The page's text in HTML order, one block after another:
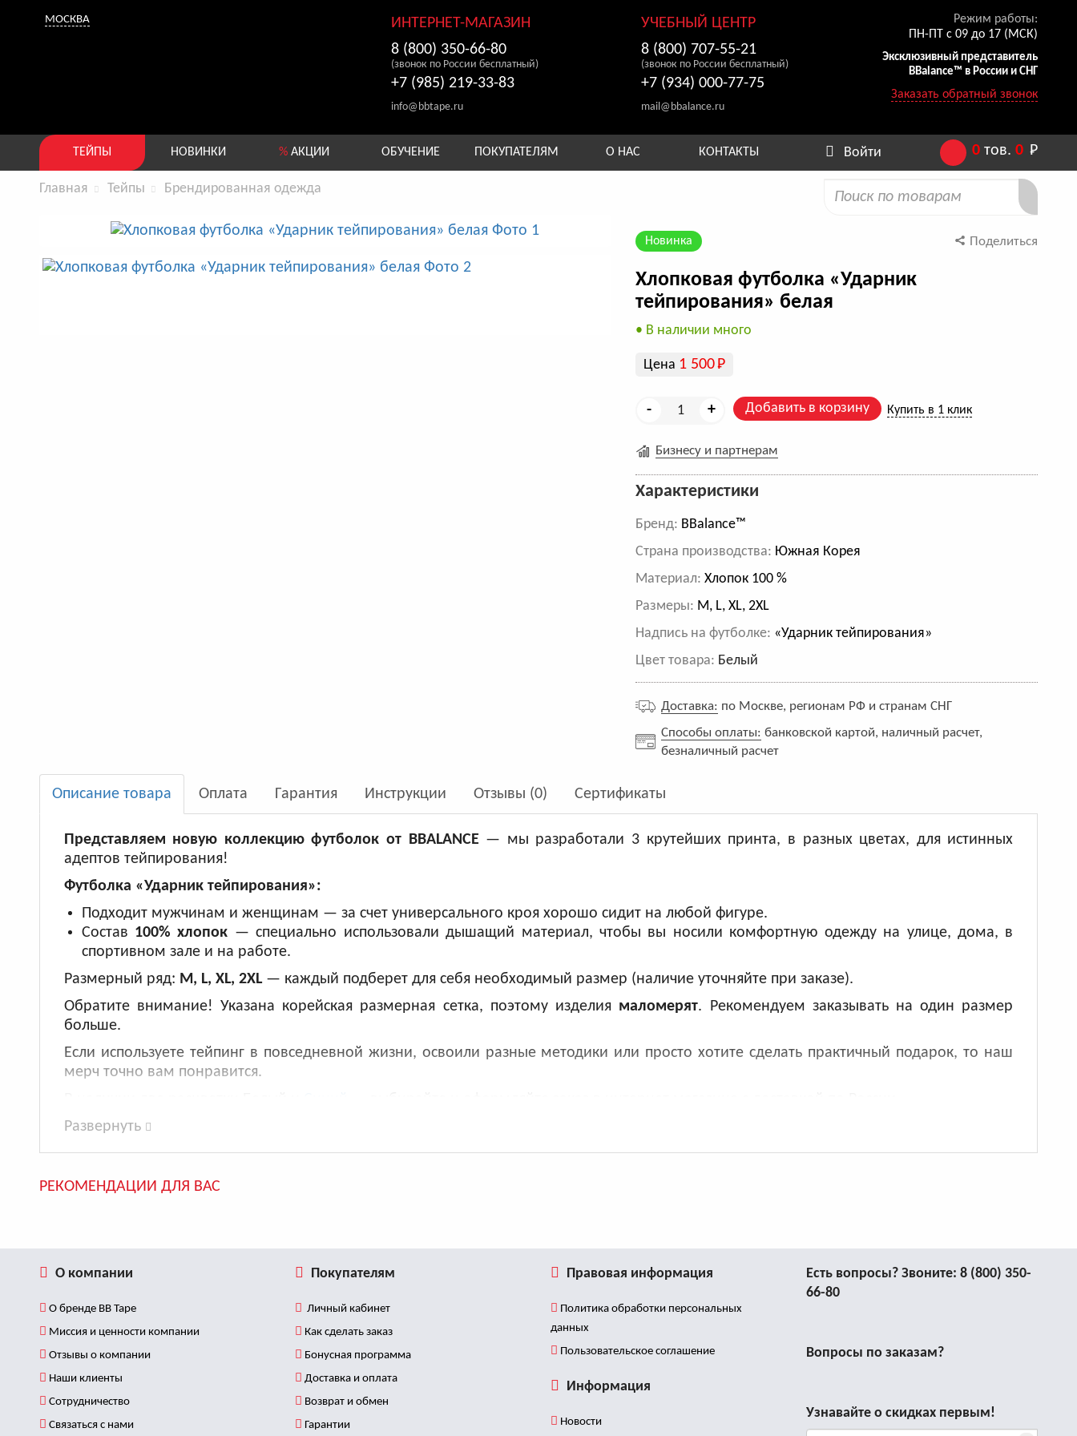
МОСКВА
ИНТЕРНЕТ-МАГАЗИН
8 (800) 350-66-80
(звонок по России бесплатный)
+7 (985) 219-33-83
info@bbtape.ru
УЧЕБНЫЙ ЦЕНТР
8 (800) 707-55-21
(звонок по России бесплатный)
+7 (934) 000-77-75
mail@bbalance.ru
Режим работы:
ПН-ПТ с 09 до 17 (МСК)
Эксклюзивный представитель
BBalance™ в России и СНГ
Заказать обратный звонок
ТЕЙПЫ НОВИНКИ % АКЦИИ ОБУЧЕНИЕ ПОКУПАТЕЛЯМ О НАС КОНТАКТЫ Войти 0 тов.0 Р
Главная Тейпы Брендированная одежда
Новинка Поделиться
Хлопковая футболка «Ударник
тейпирования» белая
• В наличии много
Цена 1 500Р
- + Добавить в корзину Купить в 1 клик
Бизнесу и партнерам
Характеристики
Бренд: BBalance™
Cтрана производства: Южная Корея
Материал: Хлопок 100 %
Размеры: М, L, XL, 2XL
Надпись на футболке: «Ударник тейпирования»
Цвет товара: Белый
Доставка: по Москве, регионам РФ и странам СНГ
Способы оплаты: банковской картой, наличный расчет,
безналичный расчет
Описание товара Оплата Гарантия Инструкции Отзывы (0) Сертификаты
Представляем новую коллекцию футболок от BBALANCE — мы разработали 3 крутейших принта, в разных цветах, для истинных
адептов тейпирования!
Футболка «Ударник тейпирования»:
Подходит мужчинам и женщинам — за счет универсального кроя хорошо сидит на любой фигуре.
Состав 100% хлопок — специально использовали дышащий материал, чтобы вы носили комфортную одежду на улице, дома, в
спортивном зале и на работе.
Размерный ряд: М, L, XL, 2XL— каждый подберет для себя необходимый размер (наличие уточняйте при заказе).
Обратите внимание! Указана корейская размерная сетка, поэтому изделия маломерят. Рекомендуем заказывать на один размер
больше.
Если используете тейпинг в повседневной жизни, освоили разные методики или просто хотите сделать практичный подарок, то наш
мерч точно вам понравится.
Развернуть
РЕКОМЕНДАЦИИ ДЛЯ ВАС
О компании
О бренде BB Tape
Миссия и ценности компании
Отзывы о компании
Наши клиенты
Сотрудничество
Связаться с нами
Покупателям
Личный кабинет
Как сделать заказ
Бонусная программа
Доставка и оплата
Возврат и обмен
Гарантии
Правовая информация
Политика обработки персональных
данных
Пользовательское соглашение
Информация
Новости
Есть вопросы? Звоните:8 (800) 350-
66-80
Вопросы по заказам?
Узнавайте о скидках первым!